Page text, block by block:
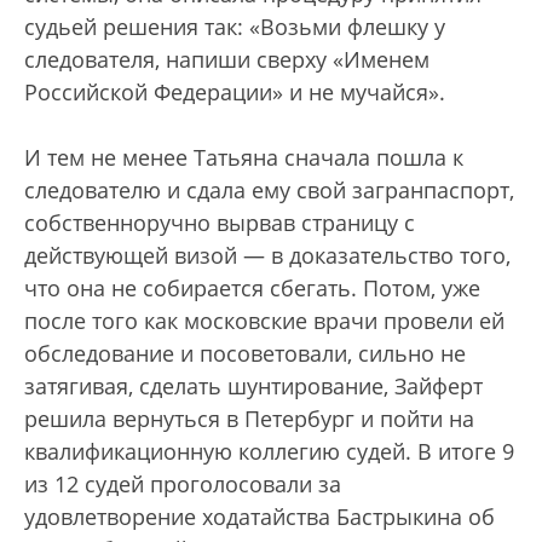
судьей решения так: «Возьми флешку у
следователя, напиши сверху «Именем
Российской Федерации» и не мучайся».
И тем не менее Татьяна сначала пошла к
следователю и сдала ему свой загранпаспорт,
собственноручно вырвав страницу с
действующей визой — в доказательство того,
что она не собирается сбегать. Потом, уже
после того как московские врачи провели ей
обследование и посоветовали, сильно не
затягивая, сделать шунтирование, Зайферт
решила вернуться в Петербург и пойти на
квалификационную коллегию судей. В итоге 9
из 12 судей проголосовали за
удовлетворение ходатайства Бастрыкина об